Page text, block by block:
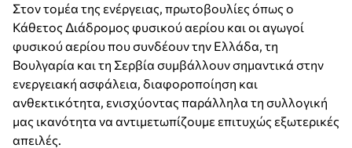
Στον τομέα της ενέργειας, πρωτοβουλίες όπως ο
Κάθετος Διάδρομος φυσικού αερίου και οι αγωγοί
φυσικού αερίου που συνδέουν την Ελλάδα, τη
Βουλγαρία και τη Σερβία συμβάλλουν σημαντικά στην
ενεργειακή ασφάλεια, διαφοροποίηση και
ανθεκτικότητα, ενισχύοντας παράλληλα τη συλλογική
μας ικανότητα να αντιμετωπίζουμε επιτυχώς εξωτερικές
απειλές.